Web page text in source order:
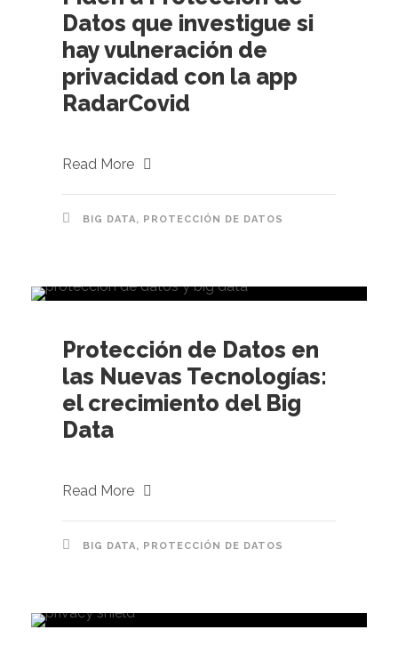
Datos que investigue si
hay vulneración de
privacidad con la app
RadarCovid
Read More
BIG DATA, PROTECCIÓN DE DATOS
Protección de Datos en
las Nuevas Tecnologías:
el crecimiento del Big
Data
Read More
BIG DATA, PROTECCIÓN DE DATOS